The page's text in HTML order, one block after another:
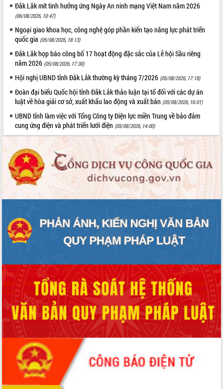
Phát động chiến dịch 30 ngày đêm
giải phóng mặt bằng Tuyến đường bộ
ven biển
Đắk Lắk nỗ lực thúc đẩy tăng trưởng
kinh tế từ 10% trở lên trong Quý
II/2026
Đắk Lắk ký kết thỏa thuận hợp tác về
chuyển đổi số giai đoạn 2026 – 2030
với Tập đoàn Bưu chính Viễn thông
Việt Nam
Thứ trưởng Bộ Y tế làm việc với tỉnh
Đắk Lắk về phát triển nhân lực y tế
cho trạm y tế cấp xã
du khách thông qua Hệ thống cơ sở dữ
liệu và Bản đồ số
Tập huấn ứng dụng trí tuệ nhân tạo (AI)
trong thương mại điện tử năm 2026
Đoàn đại biểu Quốc hội tỉnh Đắk Lắk
nhất, Quốc hội khóa XVI
Quyết liệt cải cách hành chính, khơi
thông nguồn lực phát triển
tỉnh thông qua hiện đại hóa hành chính
Xã Ea Phê gắn cải cách hành chính với
chuyển đổi số
Phó Chủ tịch Thường trực UBND tỉnh
Hồ Thị Nguyên Thảo làm việc tại Trung
tâm Phục vụ hành chính công xã Ea
Phê
Xây dựng nền hành chính số đồng
hành cùng nông dân dân, doanh nghiệp
Giai đoạn 2026-2030, Đắk Lắk phấn
đấu có 77% xã đạt chuẩn nông thôn
mới
Đắk Lắk mít tinh hưởng ứng Ngày An ninh mạng Việt Nam năm 2026
(06/08/2026, 10:47)
Ngoại giao khoa học, công nghệ góp phần kiến tạo năng lực phát triển
quốc gia (05/08/2026, 18:13)
Đắk Lắk họp báo công bố 17 hoạt động đặc sắc của Lễ hội Sầu riêng
năm 2026 (05/08/2026, 17:30)
Hội nghị UBND tỉnh Đắk Lắk thường kỳ tháng 7/2026 (05/08/2026, 17:18)
Đoàn đại biểu Quốc hội tỉnh Đắk Lắk thảo luận tại tổ đối với các dự án
luật về hòa giải cơ sở, xuất khẩu lao động và xuất bản (05/08/2026, 16:01)
UBND tỉnh làm việc với Tổng Công ty Điện lực miền Trung về bảo đảm
cung ứng điện và phát triển lưới điện (05/08/2026, 14:00)